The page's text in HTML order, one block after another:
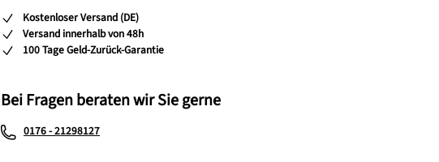
Kostenloser Versand (DE)
Versand innerhalb von 48h
100 Tage Geld-Zurück-Garantie
Bei Fragen beraten wir Sie gerne
0176 - 21298127